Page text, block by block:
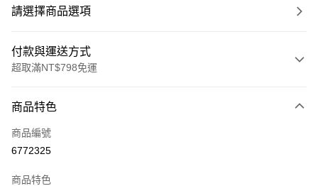
請選擇商品選項
付款與運送方式
超取滿NT$798免運
信用卡一次付款
超商取貨付款
商品特色
商品編號
6772325
商品特色